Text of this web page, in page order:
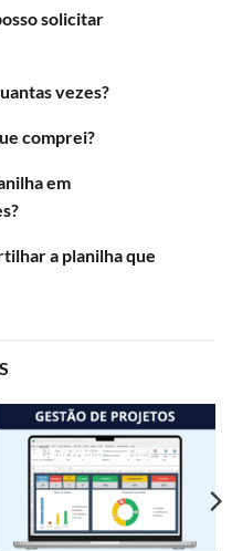
solicitar
vezes?
comprei?
em
a planilha que